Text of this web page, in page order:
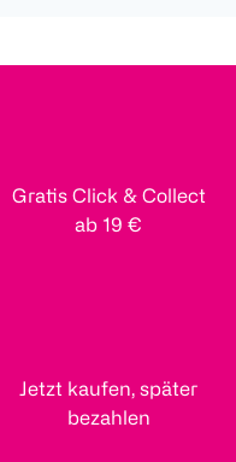
Gratis Click & Collect
ab 19 €
Jetzt kaufen, später
bezahlen